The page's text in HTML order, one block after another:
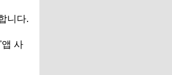
니다.
사